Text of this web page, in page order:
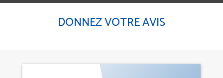
DONNEZ VOTRE AVIS